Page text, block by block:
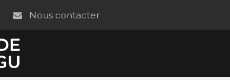
Nous contacter